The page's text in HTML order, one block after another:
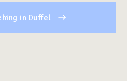
in Duffel